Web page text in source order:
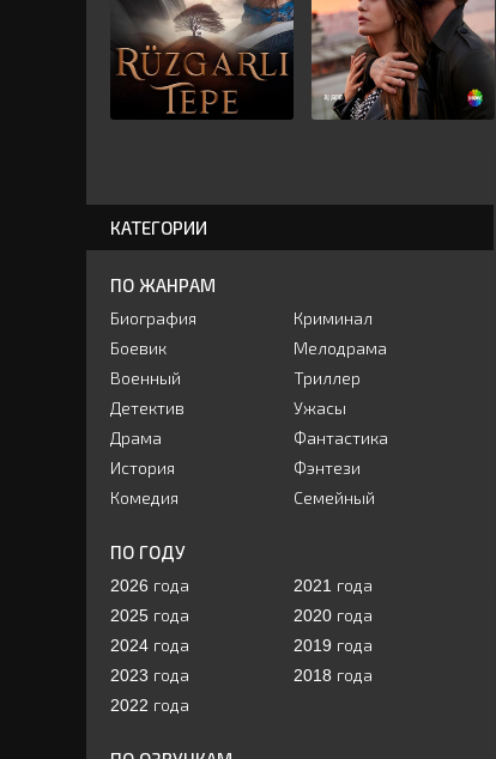
КАТЕГОРИИ
ПО ЖАНРАМ
Биография
Боевик
Военный
Детектив
Драма
История
Комедия
Криминал
Мелодрама
Триллер
Ужасы
Фантастика
Фэнтези
Семейный
ПО ГОДУ
2026 года
2025 года
2024 года
2023 года
2022 года
2021 года
2020 года
2019 года
2018 года